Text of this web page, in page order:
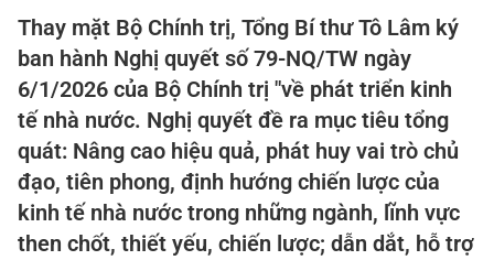
Thay mặt Bộ Chính trị, Tổng Bí thư Tô Lâm ký
ban hành Nghị quyết số 79-NQ/TW ngày
6/1/2026 của Bộ Chính trị "về phát triển kinh
tế nhà nước. Nghị quyết đề ra mục tiêu tổng
quát: Nâng cao hiệu quả, phát huy vai trò chủ
đạo, tiên phong, định hướng chiến lược của
kinh tế nhà nước trong những ngành, lĩnh vực
then chốt, thiết yếu, chiến lược; dẫn dắt, hỗ trợ